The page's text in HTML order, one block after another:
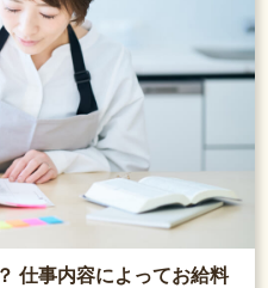
仕事内容によってお給料